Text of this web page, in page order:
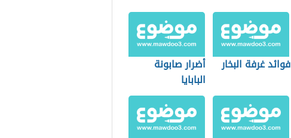
فوائد غرفة البخار
أضرار صابونة
البابايا